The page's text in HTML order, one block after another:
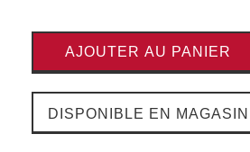
AJOUTER AU PANIER
DISPONIBLE EN MAGASIN